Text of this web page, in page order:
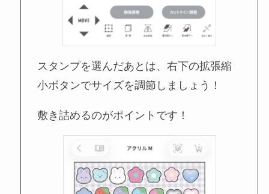
スタンプを選んだあとは、右下の拡張縮
小ボタンでサイズを調節しましょう！
敷き詰めるのがポイントです！